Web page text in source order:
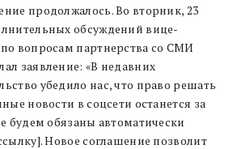
продолжалось. Во вторник, 23
обсуждений вице-
вопросам партнерства со СМИ
заявление: «В недавних
убедило нас, что право решать
новости в соцсети останется за
будем обязаны автоматически
Новое соглашение позволит